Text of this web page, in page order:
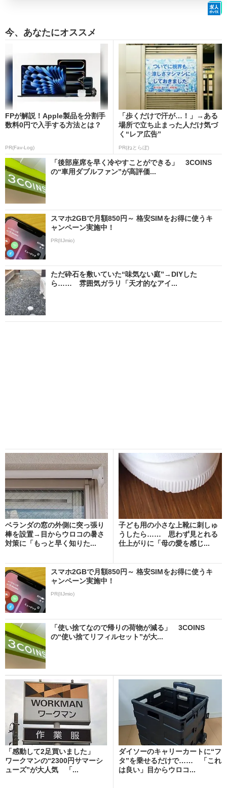
今、あなたにオススメ
FPが解説！Apple製品を分割手
数料0円で入手する方法とは？
PR(Fav-Log)
「歩くだけで汗が…！」→ある
場所で立ち止まった人だけ気づ
く“レア広告”
PR(ねとらぼ)
「後部座席を早く冷やすことができる」 3COINS
の“車用ダブルファン”が高評価...
スマホ2GBで月額850円～ 格安SIMをお得に使うキ
ャンペーン実施中！
PR(IIJmio)
ただ砕石を敷いていた“味気ない庭”→DIYした
ら…… 雰囲気ガラリ「天才的なアイ...
ベランダの窓の外側に突っ張り
棒を設置→目からウロコの暑さ
対策に「もっと早く知りた...
子ども用の小さな上靴に刺しゅ
うしたら…… 思わず見とれる
仕上がりに「母の愛を感じ...
スマホ2GBで月額850円～ 格安SIMをお得に使うキ
ャンペーン実施中！
PR(IIJmio)
「使い捨てなので帰りの荷物が減る」 3COINS
の“使い捨てリフィルセット”が大...
「感動して2足買いました」
ワークマンの“2300円サマーシ
ューズ”が大人気 「...
ダイソーのキャリーカートに“フ
タ”を乗せるだけで…… 「これ
は良い」目からウロコ...